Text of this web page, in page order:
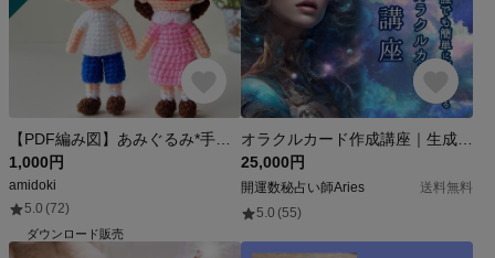
1,000円
amidoki
5.0 (72)
ダウンロード販売
25,000円
開運数秘占い師Aries
送料無料
5.0 (55)